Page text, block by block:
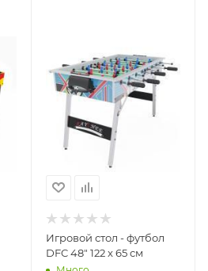
Игровой стол - футбол
DFC 48" 122 x 65 см